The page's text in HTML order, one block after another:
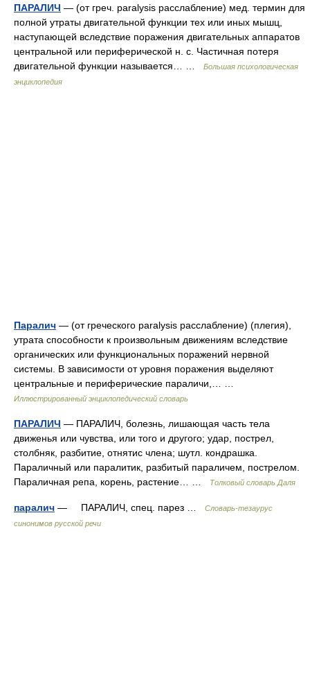
ПАРАЛИЧ — (от греч. paralysis расслабление) мед. термин для
полной утраты двигательной функции тех или иных мышц,
наступающей вследствие поражения двигательных аппаратов
центральной или периферической н. с. Частичная потеря
двигательной функции называется… …
Большая психологическая
энциклопедия
Паралич — (от греческого paralysis расслабление) (плегия),
утрата способности к произвольным движениям вследствие
органических или функциональных поражений нервной
системы. В зависимости от уровня поражения выделяют
центральные и периферические параличи,… …
Иллюстрированный энциклопедический словарь
ПАРАЛИЧ — ПАРАЛИЧ, болезнь, лишающая часть тела
движенья или чувства, или того и другого; удар, пострел,
столбняк, разбитие, отнятис члена; шутл. кондрашка.
Параличный или паралитик, разбитый параличем, пострелом.
Параличная репа, корень, растение… …
Толковый словарь Даля
паралич — ПАРАЛИЧ, спец. парез …
Словарь-тезаурус
синонимов русской речи